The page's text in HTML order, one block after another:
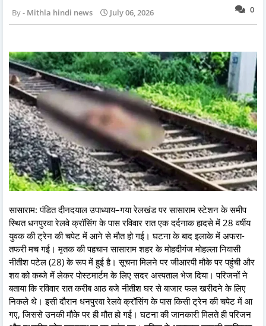
0
Mithla hindi news July 06, 2026
सासाराम: पंडित दीनदयाल उपाध्याय–गया रेलखंड पर सासाराम स्टेशन के समीप
स्थित धनपुरवा रेलवे क्रॉसिंग के पास रविवार रात एक दर्दनाक हादसे में 28 वर्षीय
युवक की ट्रेन की चपेट में आने से मौत हो गई। घटना के बाद इलाके में अफरा-
तफरी मच गई। मृतक की पहचान सासाराम शहर के मोहदीगंज मोहल्ला निवासी
नीतीश पटेल (28) के रूप में हुई है। सूचना मिलने पर जीआरपी मौके पर पहुंची और
शव को कब्जे में लेकर पोस्टमार्टम के लिए सदर अस्पताल भेज दिया। परिजनों ने
बताया कि रविवार रात करीब आठ बजे नीतीश घर से बाजार फल खरीदने के लिए
निकले थे। इसी दौरान धनपुरवा रेलवे क्रॉसिंग के पास किसी ट्रेन की चपेट में आ
गए, जिससे उनकी मौके पर ही मौत हो गई। घटना की जानकारी मिलते ही परिजन